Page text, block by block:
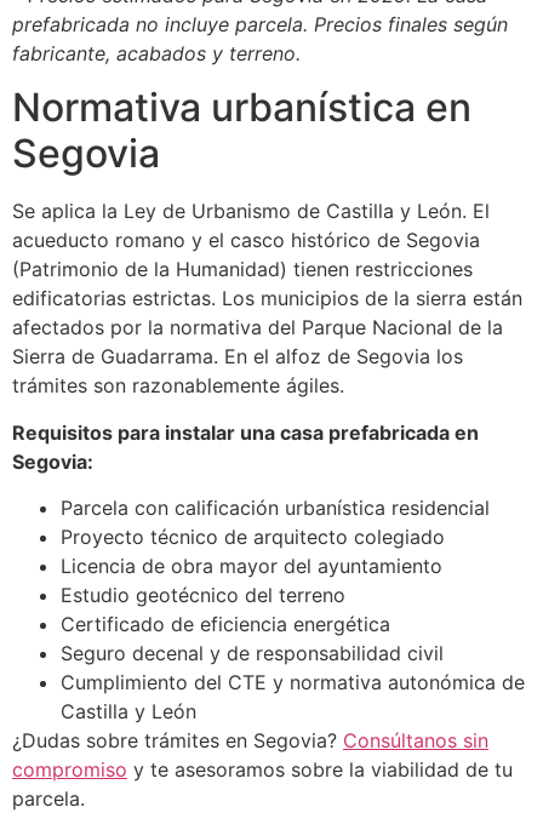
prefabricada no incluye parcela. Precios finales según
fabricante, acabados y terreno.
Normativa urbanística en
Segovia
Se aplica la Ley de Urbanismo de Castilla y León. El
acueducto romano y el casco histórico de Segovia
(Patrimonio de la Humanidad) tienen restricciones
edificatorias estrictas. Los municipios de la sierra están
afectados por la normativa del Parque Nacional de la
Sierra de Guadarrama. En el alfoz de Segovia los
trámites son razonablemente ágiles.
Requisitos para instalar una casa prefabricada en
Segovia:
Parcela con calificación urbanística residencial
Proyecto técnico de arquitecto colegiado
Licencia de obra mayor del ayuntamiento
Estudio geotécnico del terreno
Certificado de eficiencia energética
Seguro decenal y de responsabilidad civil
Cumplimiento del CTE y normativa autonómica de
Castilla y León
¿Dudas sobre trámites en Segovia? Consúltanos sin
compromiso y te asesoramos sobre la viabilidad de tu
parcela.